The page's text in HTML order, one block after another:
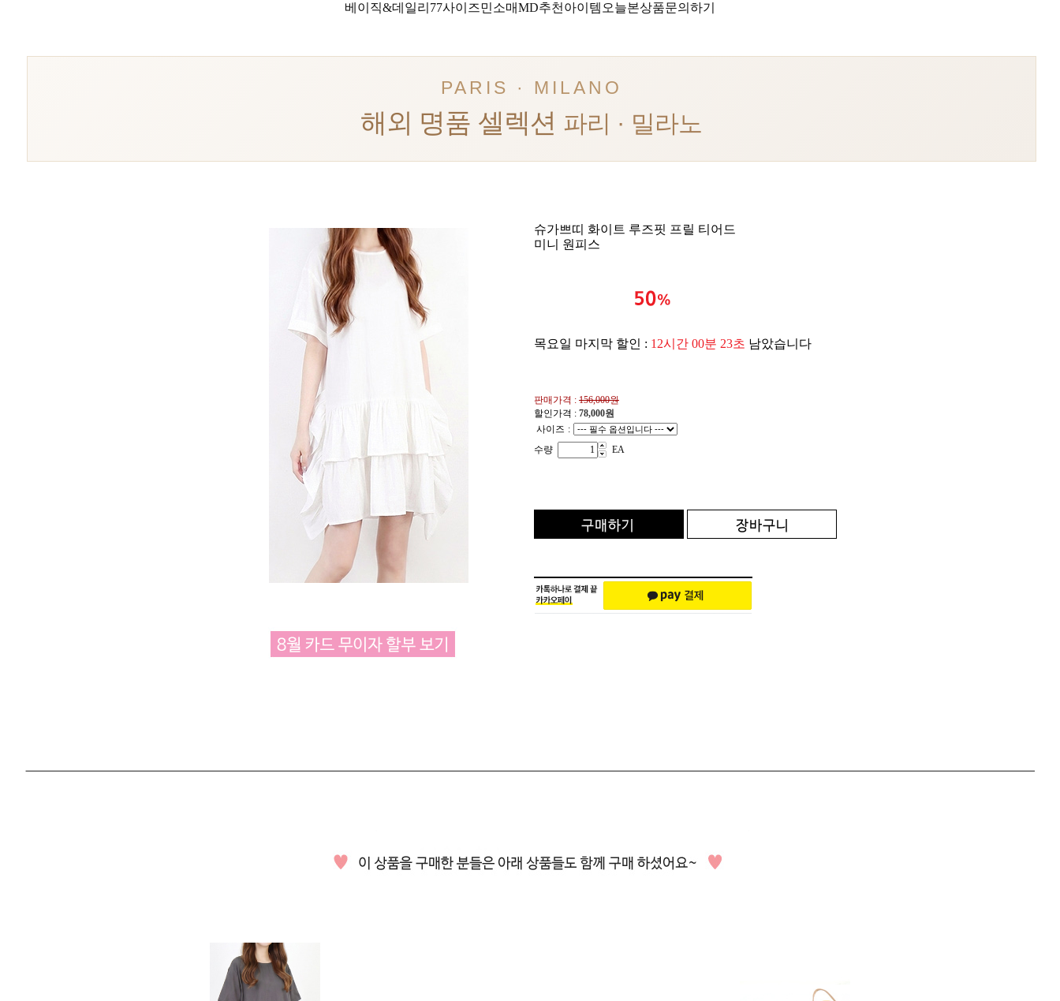
베이직&데일리 77사이즈민소매MD추천아이템 오늘본상품문의하기
PARIS · MILANO
해외 명품 셀렉션 파리 · 밀라노
슈가쁘띠 화이트 루즈핏 프릴 티어드
미니 원피스
목요일 마지막 할인 : 12시간 00분 22초 남았습니다
판매가격 : 156,000원
할인가격 : 78,000원
사이즈 :
수량
EA